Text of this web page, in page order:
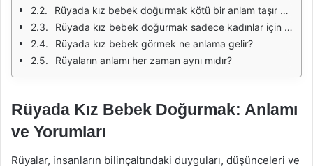
Rüyada kız bebek doğurmak kötü bir anlam taşır mı?
Rüyada kız bebek doğurmak sadece kadınlar için mi anlam taşır?
Rüyada kız bebek görmek ne anlama gelir?
Rüyaların anlamı her zaman aynı mıdır?
Rüyada Kız Bebek Doğurmak: Anlamı
ve Yorumları
Rüyalar, insanların bilinçaltındaki duyguları, düşünceleri ve